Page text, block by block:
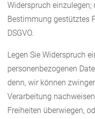
Widerspruch
Bestimmung gestütztes
DSGVO.
Legen Sie Widerspruch
personenbezogenen
denn, wir können
Verarbeitung
Freiheiten überwiegen,